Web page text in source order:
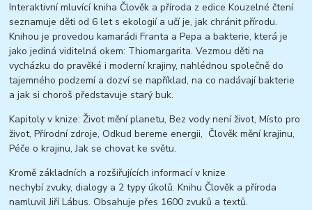
Interaktivní mluvící kniha Člověk a příroda z edice Kouzelné čtení
seznamuje děti od 6 let s ekologií a učí je, jak chránit přírodu.
Knihou je provedou kamarádi Franta a Pepa a bakterie, která je
jako jediná viditelná okem: Thiomargarita. Vezmou děti na
vycházku do pravěké i moderní krajiny, nahlédnou společně do
tajemného podzemí a dozví se například, na co nadávají bakterie
a jak si choroš představuje starý buk.
Kapitoly v knize: Život mění planetu, Bez vody není život, Místo pro
život, Přírodní zdroje, Odkud bereme energii, Člověk mění krajinu,
Péče o krajinu, Jak se chovat ke světu.
Kromě základních a rozšiřujících informací v knize
nechybí zvuky, dialogy a 2 typy úkolů. Knihu Člověk a příroda
namluvil Jiří Lábus. Obsahuje přes 1600 zvuků a textů.